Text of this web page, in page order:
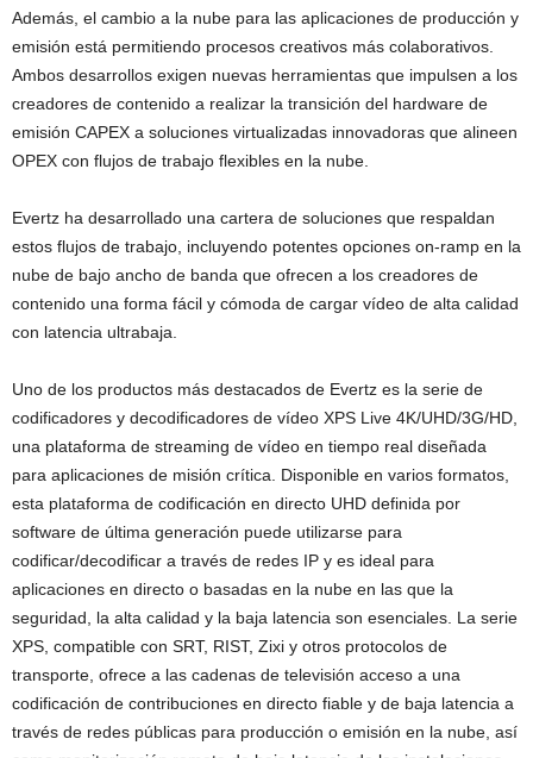
Además, el cambio a la nube para las aplicaciones de producción y
emisión está permitiendo procesos creativos más colaborativos.
Ambos desarrollos exigen nuevas herramientas que impulsen a los
creadores de contenido a realizar la transición del hardware de
emisión CAPEX a soluciones virtualizadas innovadoras que alineen
OPEX con flujos de trabajo flexibles en la nube.
Evertz ha desarrollado una cartera de soluciones que respaldan
estos flujos de trabajo, incluyendo potentes opciones on-ramp en la
nube de bajo ancho de banda que ofrecen a los creadores de
contenido una forma fácil y cómoda de cargar vídeo de alta calidad
con latencia ultrabaja.
Uno de los productos más destacados de Evertz es la serie de
codificadores y decodificadores de vídeo XPS Live 4K/UHD/3G/HD,
una plataforma de streaming de vídeo en tiempo real diseñada
para aplicaciones de misión crítica. Disponible en varios formatos,
esta plataforma de codificación en directo UHD definida por
software de última generación puede utilizarse para
codificar/decodificar a través de redes IP y es ideal para
aplicaciones en directo o basadas en la nube en las que la
seguridad, la alta calidad y la baja latencia son esenciales. La serie
XPS, compatible con SRT, RIST, Zixi y otros protocolos de
transporte, ofrece a las cadenas de televisión acceso a una
codificación de contribuciones en directo fiable y de baja latencia a
través de redes públicas para producción o emisión en la nube, así